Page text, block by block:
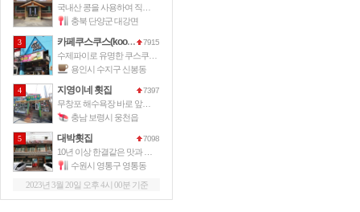
충북 단양군 대강면
3 카페쿠스쿠스(kooskoos) 7915
용인시 수지구 신봉동
4 지영이네 횟집 7397
무창포 해수욕장 바로 앞에 위치한 이
충남 보령시 웅천읍
5 대박횟집 7098
수원시 영통구 영통동
2023년 3월 20일 오후 4시 00분 기준